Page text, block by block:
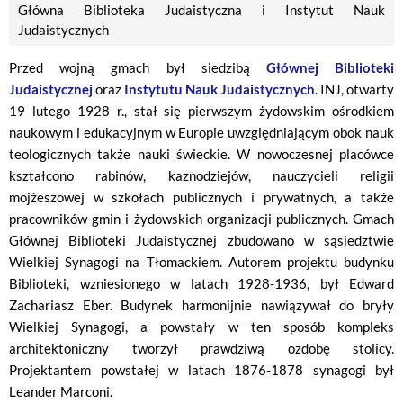
Główna Biblioteka Judaistyczna i Instytut Nauk
Judaistycznych
Przed wojną gmach był siedzibą Głównej Biblioteki
Judaistycznejoraz Instytutu Nauk Judaistycznych. INJ, otwarty
19 lutego 1928 r., stał się pierwszym żydowskim ośrodkiem
naukowym i edukacyjnym w Europie uwzględniającym obok nauk
teologicznych także nauki świeckie. W nowoczesnej placówce
kształcono rabinów, kaznodziejów, nauczycieli religii
mojżeszowej w szkołach publicznych i prywatnych, a także
pracowników gmin i żydowskich organizacji publicznych. Gmach
Głównej Biblioteki Judaistycznej zbudowano w sąsiedztwie
Wielkiej Synagogi na Tłomackiem. Autorem projektu budynku
Biblioteki, wzniesionego w latach 1928-1936, był Edward
Zachariasz Eber. Budynek harmonijnie nawiązywał do bryły
Wielkiej Synagogi, a powstały w ten sposób kompleks
architektoniczny tworzył prawdziwą ozdobę stolicy.
Projektantem powstałej w latach 1876-1878 synagogi był
Leander Marconi.